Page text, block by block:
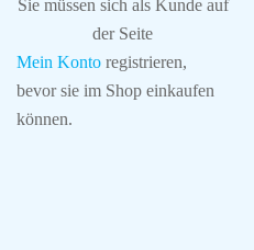
Sie müssen sich als Kunde auf
der Seite
Mein Konto registrieren,
bevor sie im Shop einkaufen
können.